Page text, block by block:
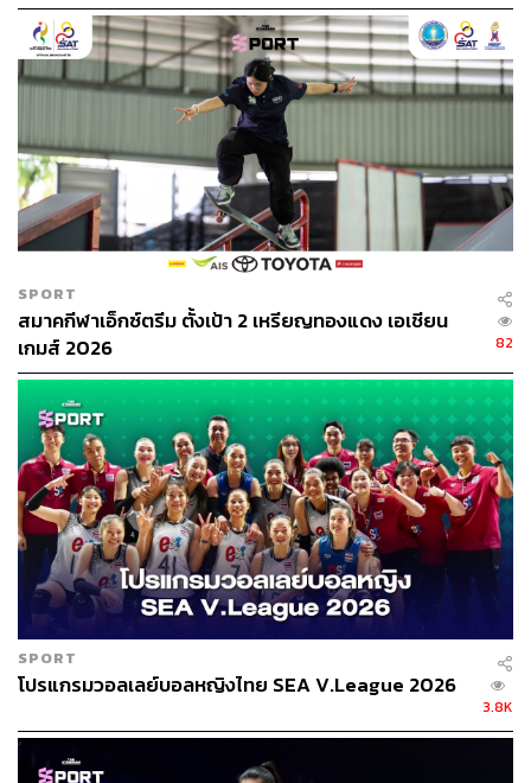
SPORT
สมาคกีฬาเอ็กซ์ตรีม ตั้งเป้า 2 เหรียญทองแดง เอเชียน
เกมส์ 2026
82
SPORT
โปรแกรมวอลเลย์บอลหญิงไทย SEA V.League 2026
3.8K